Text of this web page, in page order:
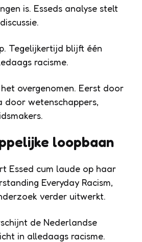
is. Esseds analyse stelt
Tegelijkertijd blijft één
racisme.
overgenomen. Eerst door
door wetenschappers,
loopbaan
Essed cum laude op haar
Everyday Racism,
verder uitwerkt.
de Nederlandse
in alledaags racisme.